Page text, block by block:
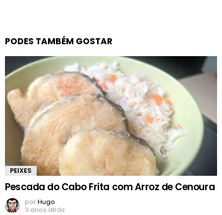
PODES TAMBÉM GOSTAR
PEIXES
Pescada do Cabo Frita com Arroz de Cenoura
porHugo
3 anos atrás